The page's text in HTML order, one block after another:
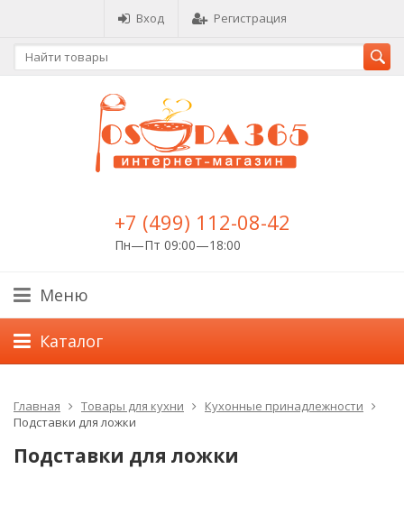
Вход Регистрация
+7 (499) 112-08-42
Пн—Пт 09:00—18:00
Меню
Каталог
Главная Товары для кухни
Кухонные принадлежности
Подставки для ложки
Подставки для ложки